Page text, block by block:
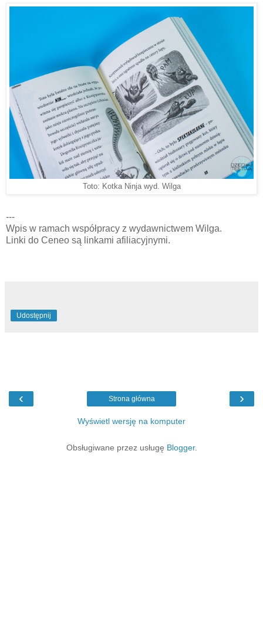
Toto: Kotka Ninja wyd. Wilga
---
Wpis w ramach współpracy z wydawnictwem Wilga.
Linki do Ceneo są linkami afiliacyjnymi.
Udostępnij
‹ ›
Strona główna
Wyświetl wersję na komputer
Obsługiwane przez usługę Blogger.